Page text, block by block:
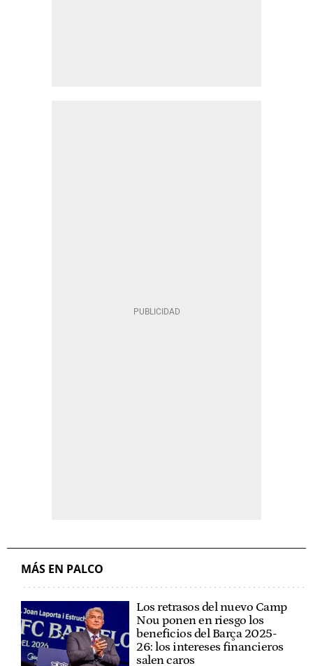
MÁS EN PALCO
Los retrasos del nuevo Camp
Nou ponen en riesgo los
beneficios del Barça 2025-
26: los intereses financieros
salen caros